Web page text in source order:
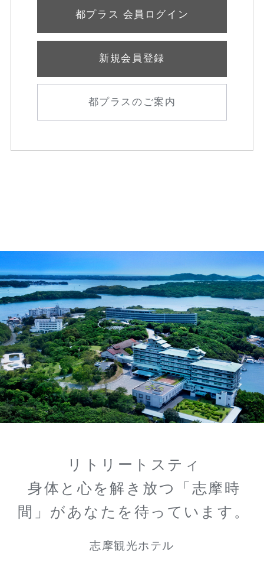
都プラス 会員ログイン
新規会員登録
都プラスのご案内
リトリートスティ
身体と心を解き放つ「志摩時
間」があなたを待っています。
志摩観光ホテル